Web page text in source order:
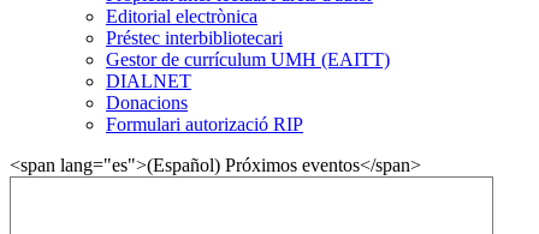
Editorial electrònica
Préstec interbibliotecari
Gestor de currículum UMH (EAITT)
DIALNET
Donacions
Formulari autorizació RIP
<span lang="es">(Español) Próximos eventos</span>